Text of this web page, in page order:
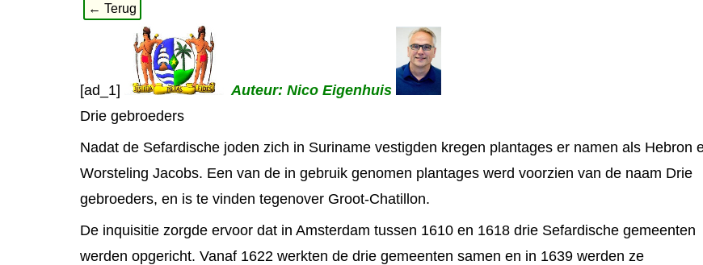
← Terug
[ad_1]
Auteur: Nico Eigenhuis
Drie gebroeders
Nadat de Sefardische joden zich in Suriname vestigden kregen plantages er namen als Hebron
Worsteling Jacobs. Een van de in gebruik genomen plantages werd voorzien van de naam Drie
gebroeders, en is te vinden tegenover Groot-Chatillon.
De inquisitie zorgde ervoor dat in Amsterdam tussen 1610 en 1618 drie Sefardische gemeenten
werden opgericht. Vanaf 1622 werkten de drie gemeenten samen en in 1639 werden ze